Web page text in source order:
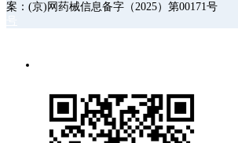
案：(京)网药械信息备字（2025）第00171号